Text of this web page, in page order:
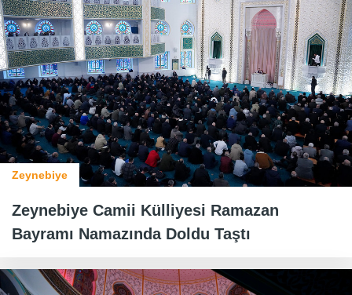
Zeynebiye
Zeynebiye Camii Külliyesi Ramazan
Bayramı Namazında Doldu Taştı